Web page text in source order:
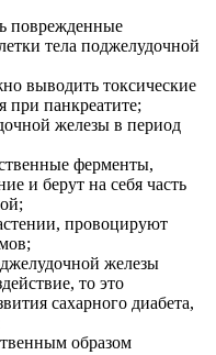
поврежденные
тела поджелудочной
выводить токсические
при панкреатите;
железы в период
ферменты,
и берут на себя часть
провоцируют
железы
то это
сахарного диабета,
образом